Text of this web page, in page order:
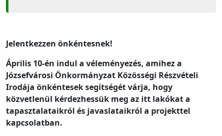
Jelentkezzen önkéntesnek!
Április 10-én indul a véleményezés, amihez a
Józsefvárosi Önkormányzat Közösségi Részvételi
Irodája önkéntesek segítségét várja, hogy
közvetlenül kérdezhessük meg az itt lakókat a
tapasztalataikról és javaslataikról a projekttel
kapcsolatban.